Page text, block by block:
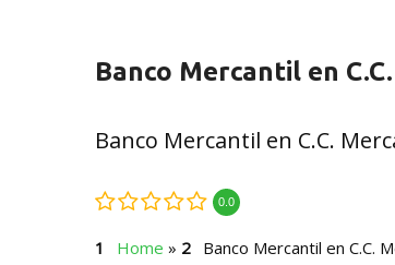
Banco Mercantil en
Banco Mercantil en C.C.
0.0
Home » Banco Mercantil en C.C.